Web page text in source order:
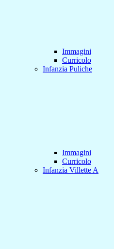
Immagini
Curricolo
Infanzia Puliche
Immagini
Curricolo
Infanzia Villette A